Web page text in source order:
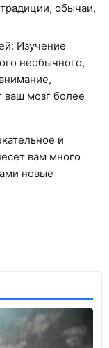
обычаи,
Изучение
необычного,
мозг более
и
вам много
новые